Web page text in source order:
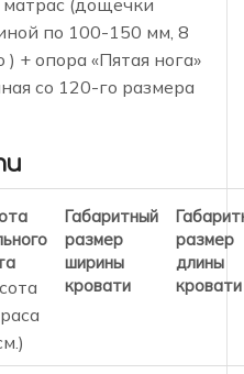
(дощечки
по 100-150 мм, 8
+ опора «Пятая нога»
со 120-го размера
Габаритный
размер
ширины
кровати
размер
длины
кровати